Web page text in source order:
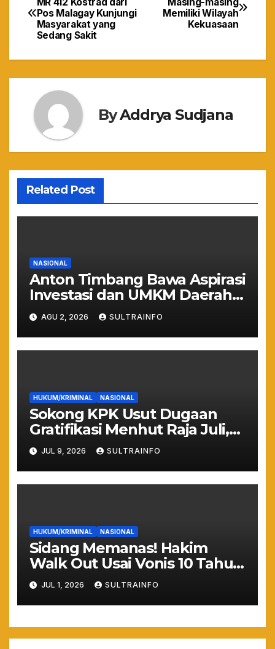
pos
Memiliki Wilayah
Kekuasaan
Pos Malagay Kunjungi
Masyarakat yang
Sedang Sakit
ByAddrya Sudjana
Related Post
NASIONAL
Anton Timbang Bawa Aspirasi
Investasi dan UMKM Daerah
ke Istana Merdeka
AGU 2, 2026 SULTRAINFO
HUKUM/KRIMINAL NASIONAL
Sokong KPK Usut Dugaan
Gratifikasi Menhut Raja Juli,
WHN: Jangan Sampai Hutan
Gundul Bikin Banjir!
JUL 9, 2026 SULTRAINFO
HUKUM/KRIMINAL NASIONAL
Sidang Memanas! Hakim
Walk Out Usai Vonis 10 Tahun
Nadiem Makarim, Kuasa
Hukum: “Yang Mulia Takut
Ya!”
JUL 1, 2026 SULTRAINFO